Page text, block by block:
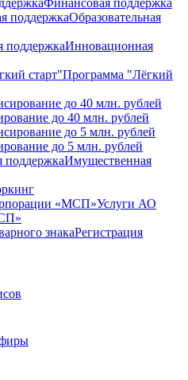
Финансовая поддержка
Образовательная
Инновационная
Программа "Лёгкий
до 40 млн. рублей
до 5 млн. рублей
Имущественная
Услуги АО
Регистрация